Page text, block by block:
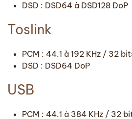
DSD : DSD64 à DSD128 DoP
Toslink
PCM : 44.1 à 192 KHz / 32
DSD : DSD64 DoP
USB
PCM : 44.1 à 384 KHz / 32